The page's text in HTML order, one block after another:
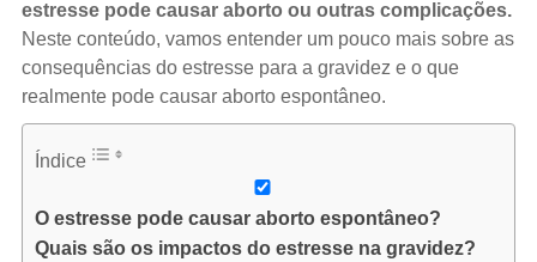
estresse pode causar aborto ou outras complicações.
Neste conteúdo, vamos entender um pouco mais sobre as
consequências do estresse para a gravidez e o que
realmente pode causar aborto espontâneo.
Índice
O estresse pode causar aborto espontâneo?
Quais são os impactos do estresse na gravidez?